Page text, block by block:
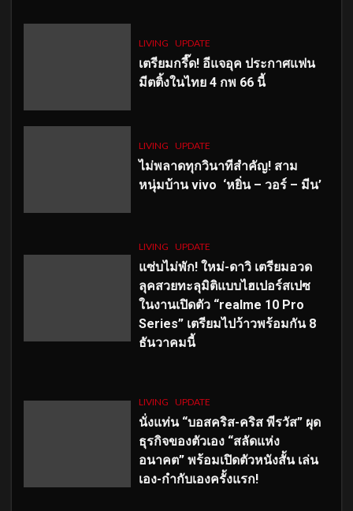
LIVING UPDATE
เตรียมกรี๊ด! อีแจอุค ประกาศแฟน
มีตติ้งในไทย 4 กพ 66 นี้
LIVING UPDATE
ไม่พลาดทุกวินาทีสำคัญ! สาม
หนุ่มบ้าน vivo ‘หยิ่น – วอร์ – มีน’
LIVING UPDATE
แซ่บไม่พัก! ใหม่-ดาวิ เตรียมอวด
ลุคสวยทะลุมิติแบบไฮเปอร์สเปซ
ในงานเปิดตัว “realme 10 Pro
Series” เตรียมไปว้าวพร้อมกัน 8
ธันวาคมนี้
LIVING UPDATE
นั่งแท่น “บอสคริส-คริส พีรวัส” ผุด
ธุรกิจของตัวเอง “สลัดแห่ง
อนาคต” พร้อมเปิดตัวหนังสั้น เล่น
เอง-กำกับเองครั้งแรก!